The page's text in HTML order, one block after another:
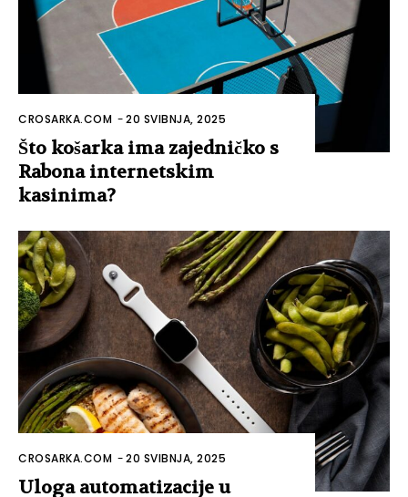
CROSARKA.COM -20 SVIBNJA, 2025
Što košarka ima zajedničko s
Rabona internetskim
kasinima?
CROSARKA.COM -20 SVIBNJA, 2025
Uloga automatizacije u